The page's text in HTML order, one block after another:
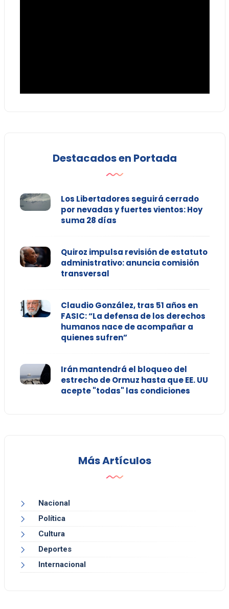
Destacados en Portada
Los Libertadores seguirá cerrado
por nevadas y fuertes vientos: Hoy
suma 28 días
Quiroz impulsa revisión de estatuto
administrativo: anuncia comisión
transversal
Claudio González, tras 51 años en
FASIC: “La defensa de los derechos
humanos nace de acompañar a
quienes sufren”
Irán mantendrá el bloqueo del
estrecho de Ormuz hasta que EE. UU
acepte "todas" las condiciones
Más Artículos
Nacional
Política
Cultura
Deportes
Internacional